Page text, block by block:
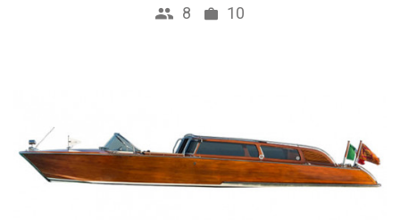
8 10